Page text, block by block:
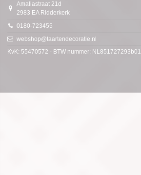
Amaliastraat 21d
2983 EA Ridderkerk
0180-723455
webshop@taartendecoratie.nl
KvK: 55470572 - BTW nummer: NL851727293b01